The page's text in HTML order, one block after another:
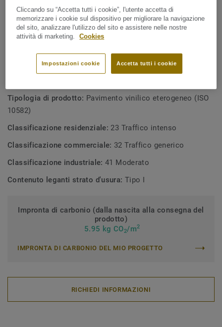
Made in Europe
Soluzione pratica e funzionale
Ideale per l'utilizzo in aree a traffico leggero e moderato
Facilità di installazione e manutenzione
Tipologia di prodotto: Pavimento vinilico eterogeneo (ISO
10582)
Classificazione residenziale: 23 Traffico intenso
Classificazione commerciale: 32 Traffico generico
Classificazione industriale:41 Moderato
Contenuto leganti strato d'usura: Tipo I
Impronta di carbonio (dalla nascita alla consegna del
prodotto)
5.95 kg CO2/m2
IMPRONTA DI CARBONIO DEL MIO PROGETTO
RICHIEDI INFORMAZIONI
Cliccando su “Accetta tutti i cookie”, l'utente accetta di
memorizzare i cookie sul dispositivo per migliorare la navigazione
del sito, analizzare l'utilizzo del sito e assistere nelle nostre
attività di marketing.
Cookies
Accetta tutti i cookie
Impostazioni cookie